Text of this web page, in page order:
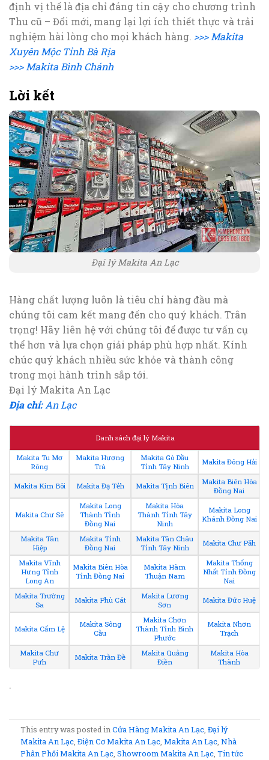
định vị thế là địa chỉ đáng tin cậy cho chương trình
Thu cũ – Đổi mới, mang lại lợi ích thiết thực và trải
nghiệm hài lòng cho mọi khách hàng. >>> Makita
Xuyên Mộc Tỉnh Bà Rịa
>>> Makita Bình Chánh
Lời kết
Đại lý Makita An Lạc
Hàng chất lượng luôn là tiêu chí hàng đầu mà
chúng tôi cam kết mang đến cho quý khách. Trân
trọng! Hãy liên hệ với chúng tôi để được tư vấn cụ
thể hơn và lựa chọn giải pháp phù hợp nhất. Kính
chúc quý khách nhiều sức khỏe và thành công
trong mọi hành trình sắp tới.
Đại lý Makita An Lạc
Địa chỉ:An Lạc
Danh sách đại lý Makita
Makita Tu Mơ
Rông
Makita Hương
Trà
Makita Gò Dầu
Tỉnh Tây Ninh
Makita Đông Hải
Makita Kim Bôi Makita Đạ Tẻh Makita Tịnh Biên
Makita Biên Hòa
Đồng Nai
Makita Chư Sê
Makita Long
Thành Tỉnh
Đồng Nai
Makita Hòa
Thành Tỉnh Tây
Ninh
Makita Long
Khánh Đồng Nai
Makita Tân
Hiệp
Makita Tỉnh
Đồng Nai
Makita Tân Châu
Tỉnh Tây Ninh
Makita Chư Păh
Makita Vĩnh
Hưng Tỉnh
Long An
Makita Biên Hòa
Tỉnh Đồng Nai
Makita Hàm
Thuận Nam
Makita Thống
Nhất Tỉnh Đồng
Nai
Makita Trường
Sa
Makita Phù Cát
Makita Lương
Sơn
Makita Đức Huệ
Makita Cẩm Lệ
Makita Sông
Cầu
Makita Chơn
Thành Tỉnh Bình
Phước
Makita Nhơn
Trạch
Makita Chư
Pưh
Makita Trần Đề
Makita Quảng
Điền
Makita Hòa
Thành
.
This entry was posted inCửa Hàng Makita An Lạc ,Đại lý
Makita An Lạc ,Điện Cơ Makita An Lạc ,Makita An Lạc ,Nhà
Phân Phối Makita An Lạc ,Showroom Makita An Lạc ,Tin tức